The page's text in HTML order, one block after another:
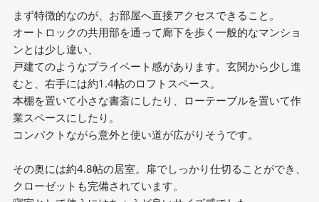
まず特徴的なのが、お部屋へ直接アクセスできること。
オートロックの共用部を通って廊下を歩く一般的なマンショ
ンとは少し違い、
戸建てのようなプライベート感があります。玄関から少し進
むと、右手には約1.4帖のロフトスペース。
本棚を置いて小さな書斎にしたり、ローテーブルを置いて作
業スペースにしたり。
コンパクトながら意外と使い道が広がりそうです。
その奥には約4.8帖の居室。扉でしっかり仕切ることができ、
クローゼットも完備されています。